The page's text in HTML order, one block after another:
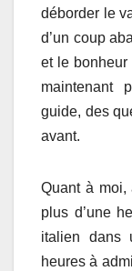
déborder le
d’un coup
et le
maintenant
guide, des
avant.
Quant à moi,
plus d’une
italien dans
heures à